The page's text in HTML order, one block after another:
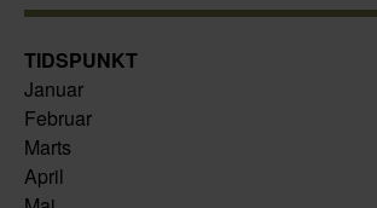
TIDSPUNKT
Januar
Februar
Marts
April